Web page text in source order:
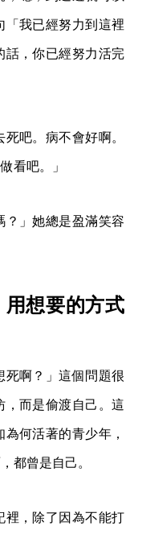
「我已經努力到這裡
話，你已經努力活完
吧。病不會好啊。
看吧。」
？」她總是盈滿笑容
想要的方式
死啊？」這個問題很
，而是偷渡自己。這
何活著的青少年，
都曾是自己。
裡，除了因為不能打